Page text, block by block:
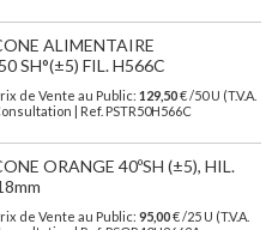
ALIMENTAIRE
SH°(±5) FIL. H566C
de Vente au Public: 129,50€ /50 U (T.V.A.
| Ref. PSTR50H566C
ORANGE 40ºSH (±5), HIL.
de Vente au Public: 95,00€ /25 U (T.V.A.